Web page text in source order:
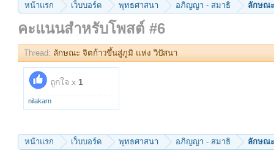
หน้าแรก เว็บบอร์ด พุทธศาสนา อภิญญา - สมาธิ ลักษณ
คะแนนสำหรับโพสต์ #6
Thread: ลักษณะ จิตก้าวขึ้นสู่ภูมิ แห่ง วิปัสนา
ถูกใจ x 1
nilakarn
หน้าแรก เว็บบอร์ด พุทธศาสนา อภิญญา - สมาธิ ลักษณ